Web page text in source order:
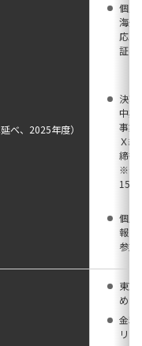
べ、2025年度）
個別
海外
応）
証券
決算
中期
事業
Ｘ総
締役
※合
15
個人
報・
参
東京
めの
⾦利
リ